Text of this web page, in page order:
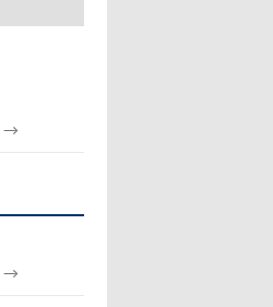
→
→